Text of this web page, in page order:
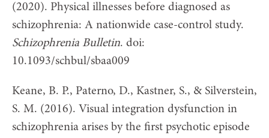
(2020). Physical illnesses before diagnosed as
schizophrenia: A nationwide case-control study.
Schizophrenia Bulletin. doi:
10.1093/schbul/sbaa009
Keane, B. P., Paterno, D., Kastner, S., & Silverstein,
S. M. (2016). Visual integration dysfunction in
schizophrenia arises by the first psychotic episode